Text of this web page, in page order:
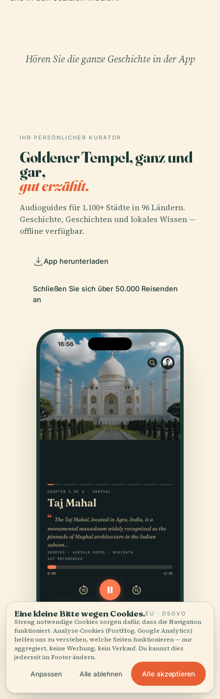
Hören Sie die ganze Geschichte in der App
IHR PERSÖNLICHER KURATOR
Goldener Tempel, ganz und
gar,
gut erzählt.
Audioguides für 1.100+ Städte in 96 Ländern.
Geschichte, Geschichten und lokales Wissen —
offline verfügbar.
App herunterladen
Schließen Sie sich über 50.000 Reisenden
an
Eine kleine Bitte wegen Cookies.EU · DSGVO
Streng notwendige Cookies sorgen dafür, dass die Navigation
funktioniert. Analyse-Cookies (PostHog, Google Analytics)
helfen uns zu verstehen, welche Seiten funktionieren — nur
aggregiert, keine Werbung, kein Verkauf. Du kannst dies
jederzeit im Footer ändern.
Anpassen Alle ablehnen Alle akzeptieren